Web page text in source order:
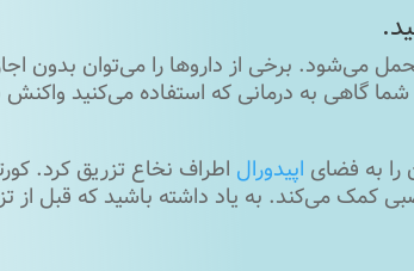
می‌شود. برخی از داروها را می‌توان بدون
گاهی به درمانی که استفاده می‌کنید واکنش
را به فضای اپیدورال اطراف نخاع تزریق کرد.
کمک می‌کند. به یاد داشته باشید که قبل از